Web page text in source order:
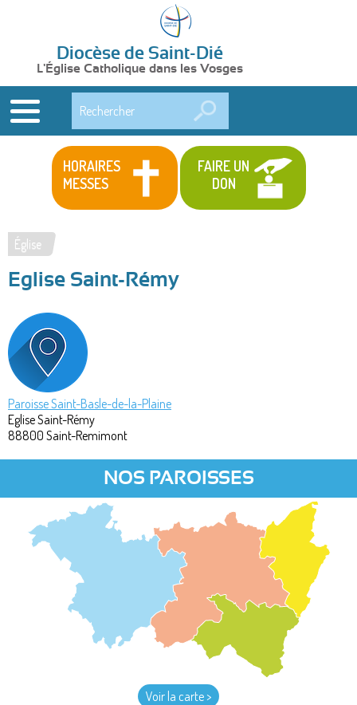
Diocèse de Saint-Dié
L'Église Catholique dans les Vosges
HORAIRES
MESSES
FAIRE UN
DON
Vous
êtes
ici
Église
Eglise Saint-Rémy
Paroisse Saint-Basle-de-la-Plaine
Eglise Saint-Rémy
88800 Saint-Remimont
NOS PAROISSES
Voir la carte >